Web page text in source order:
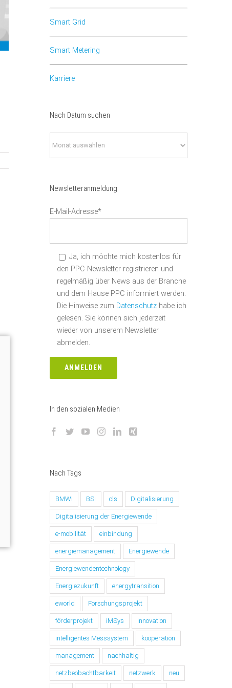
Smart Grid
Smart Metering
Karriere
Nach Datum suchen
Datum
Newsletteranmeldung
E-Mail-Adresse*
Ja, ich möchte mich kostenlos für
den PPC-Newsletter registrieren und
regelmäßig über News aus der Branche
und dem Hause PPC informiert werden.
Die Hinweise zum Datenschutz habe ich
gelesen. Sie können sich jederzeit
wieder von unserem Newsletter
abmelden.
In den sozialen Medien
Nach Tags
BMWi BSI cls Digitalisierung
Digitalisierung der Energiewende
e-mobilität einbindung
energiemanagement Energiewende
Energiewendentechnology
Energiezukunft energytransition
eworld Forschungsprojekt
förderprojekt iMSys innovation
intelligentes Messsystem kooperation
management nachhaltig
netzbeobachtbarkeit netzwerk neu